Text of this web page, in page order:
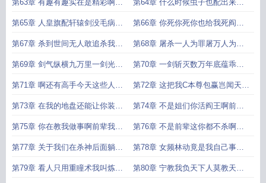
第63章 有趣有趣实在是精彩啊何
人
第64章 什么时候虫子也配出来插
话了
第65章 人皇旗配轩辕剑没毛病吧
请老
第66章 你死你死你也给我死阎王
点
第67章 杀到世间无人敢追杀我屠
个宗门
第68章 屠杀一人为罪屠万人为王
屠百
第69章 剑气纵横九万里一剑光寒
三圣地
第70章 一剑斩灭数万年底蕴乖乖
留在此
第71章 啊还有高手今天这些人我
杀定
第72章 这把我C本尊包赢岂闻天无
绝人
第73章 在我的地盘还能让你装逼
我能
第74章 不是姐们你活阎王啊前辈
跟
第75章 你在教我做事啊前辈我现
在冷
第76章 不是前辈这你都不杀啊别
吵
第77章 关于我们在杀神后面躺赢
的事清
第78章 女频林动竟是我自己事了
拂衣去
第79章 看人只用重瞳术我叫炼天 第80章 宁教我负天下人莫教天下